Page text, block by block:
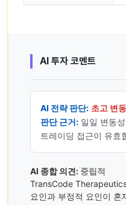
AI 투자 코멘트
AI 전략 판단: 초고 변
판단 근거: 일일 변동
트레이딩 접근이 유효
AI 종합 의견: 중립적
TransCode
요인과 부정적 요인이 혼